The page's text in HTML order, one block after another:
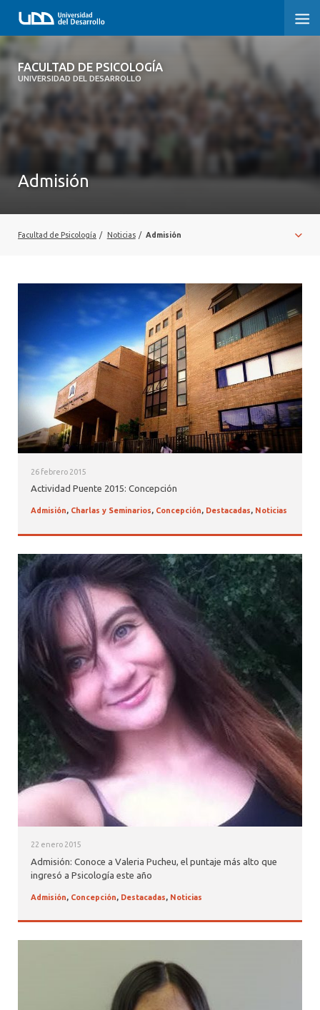
FACULTAD DE PSICOLOGÍA
UNIVERSIDAD DEL DESARROLLO
FACULTAD DE PSICOLOGÍA
ALUMNI PSICOLOGÍA UDD
SERVICIO DE PSICOLOGÍA INTEGRAL
Admisión
Facultad de Psicología / Noticias / Admisión
26 febrero 2015
Actividad Puente 2015: Concepción
Admisión, Charlas y Seminarios, Concepción, Destacadas, Noticias
22 enero 2015
Admisión: Conoce a Valeria Pucheu, el puntaje más alto que
ingresó a Psicología este año
Admisión, Concepción, Destacadas, Noticias